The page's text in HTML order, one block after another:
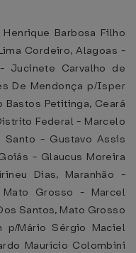
Barbosa Filho
Cordeiro, Alagoas -
Jucinete Carvalho de
De Mendonça p/Isper
Bastos Petitinga, Ceará
Federal - Marcelo
Santo - Gustavo Assis
- Glaucus Moreira
Dias, Maranhão -
Grosso - Marcel
Santos, Mato Grosso
p/Mário Sérgio Maciel
Maurício Colombini